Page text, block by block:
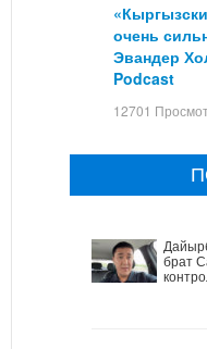
очень
Эвандер
Podcast
12701
брат